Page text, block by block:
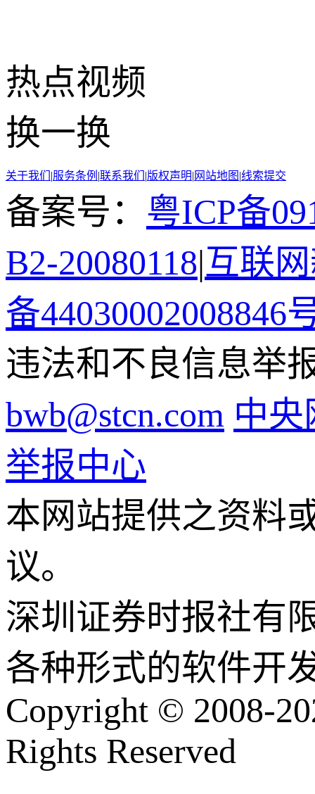
热点视频
换一换
关于我们 |服务条例 |联系我们 |版权声明| 网站地图 |线索提交
备案号： 粤ICP备
B2-20080118|互联
备44030002008846
违法和不良信息举
bwb@stcn.com 中
举报中心
本网站提供之资料
议。
深圳证券时报社有
各种形式的软件开
Copyright © 2008-
Rights Reserved